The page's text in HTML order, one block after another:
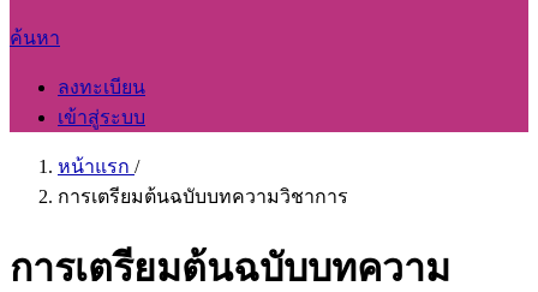
ค้นหา
ลงทะเบียน
เข้าสู่ระบบ
หน้าแรก /
การเตรียมต้นฉบับบทความวิชาการ
การเตรียมต้นฉบับบทความ